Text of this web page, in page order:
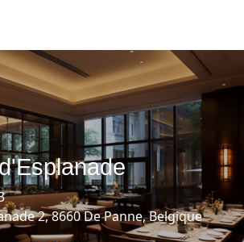
2, 8660 De Panne, Belgique